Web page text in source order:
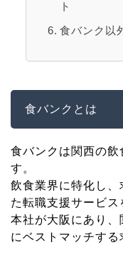
ト
食バンク以
食バンクとは
食バンクは関西の
す。
飲食業界に特化し
た転職支援サービス
本社が大阪にあり
にベストマッチする